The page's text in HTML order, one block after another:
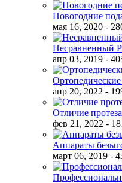
Новогодние
мая 16, 2020 -
Несравненный
апр 03, 2019 -
апр 20, 2022 -
Отличие
фев 21, 2022 -
Аппараты
март 06, 2019 -